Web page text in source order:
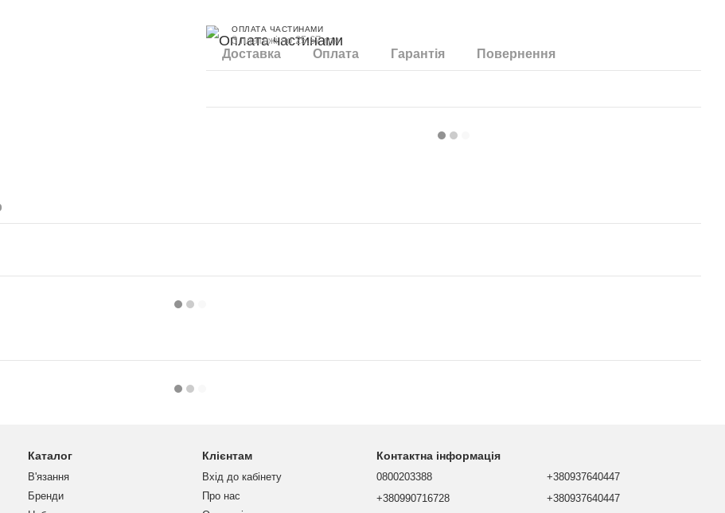
ОПЛАТА ЧАСТИНАМИ
3 платежі по 25.67 грн
Доставка Оплата Гарантія Повернення
Каталог
В'язання
Бренди
Клієнтам
Вхід до кабінету
Про нас
Контактна інформація
0800203388
+380990716728
+380937640447
+380937640447